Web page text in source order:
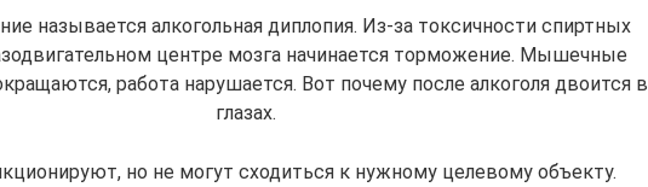
называется алкогольная диплопия. Из-за токсичности спиртных
центре мозга начинается торможение. Мышечные
работа нарушается. Вот почему после алкоголя двоится в
глазах.
но не могут сходиться к нужному целевому объекту.